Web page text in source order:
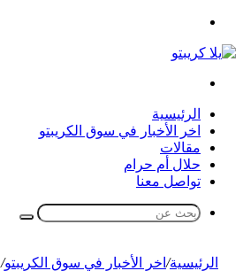
الرئيسية
اخر الأخبار في سوق الكريبتو
مقالات
حلال أم حرام
تواصل معنا
بحث
الرئيسية/ اخر الأخبار في سوق الكريبتو/